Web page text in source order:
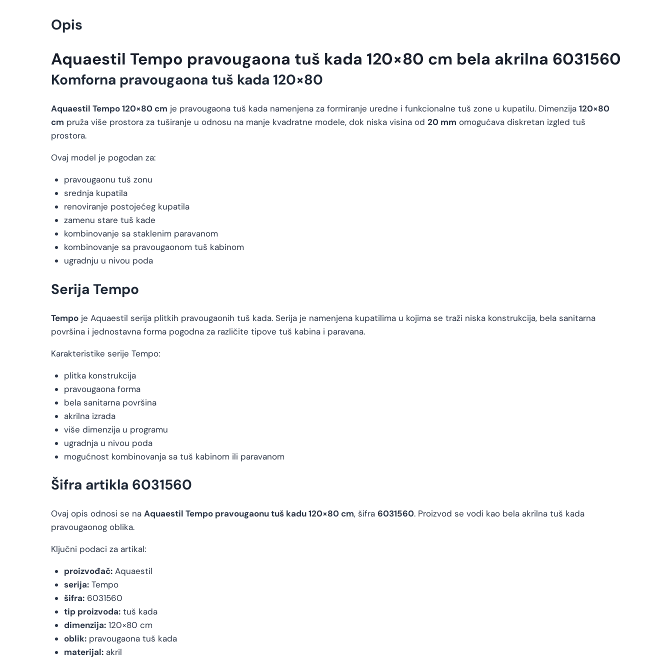
Opis
Aquaestil Tempo pravougaona tuš kada 120×80 cm bela akrilna 6031560
Komforna pravougaona tuš kada 120×80
Aquaestil Tempo 120×80 cm je pravougaona tuš kada namenjena za formiranje uredne i funkcionalne tuš zone u kupatilu. Dimenzija 120×80
cm pruža više prostora za tuširanje u odnosu na manje kvadratne modele, dok niska visina od 20 mm omogućava diskretan izgled tuš
prostora.
Ovaj model je pogodan za:
pravougaonu tuš zonu
srednja kupatila
renoviranje postojećeg kupatila
zamenu stare tuš kade
kombinovanje sa staklenim paravanom
kombinovanje sa pravougaonom tuš kabinom
ugradnju u nivou poda
Serija Tempo
Tempo je Aquaestil serija plitkih pravougaonih tuš kada. Serija je namenjena kupatilima u kojima se traži niska konstrukcija, bela sanitarna
površina i jednostavna forma pogodna za različite tipove tuš kabina i paravana.
Karakteristike serije Tempo:
plitka konstrukcija
pravougaona forma
bela sanitarna površina
akrilna izrada
više dimenzija u programu
ugradnja u nivou poda
mogućnost kombinovanja sa tuš kabinom ili paravanom
Šifra artikla 6031560
Ovaj opis odnosi se na Aquaestil Tempo pravougaonu tuš kadu 120×80 cm, šifra 6031560. Proizvod se vodi kao bela akrilna tuš kada
pravougaonog oblika.
Ključni podaci za artikal:
proizvođač:Aquaestil
serija:Tempo
šifra:6031560
tip proizvoda:tuš kada
dimenzija:120×80 cm
oblik:pravougaona tuš kada
materijal:akril